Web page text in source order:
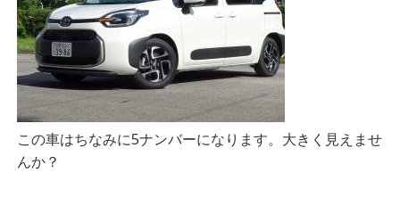
この車はちなみに5ナンバーになります。大きく見えませ
んか？